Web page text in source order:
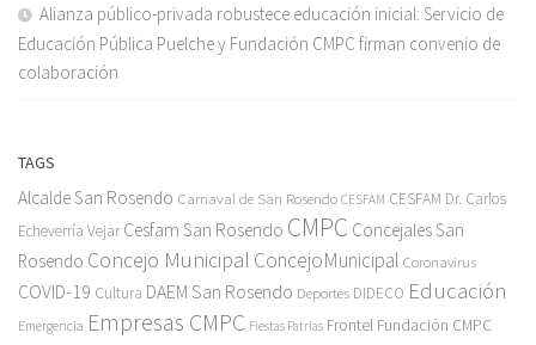
Alianza público-privada robustece educación inicial: Servicio de
Educación Pública Puelche y Fundación CMPC firman convenio de
colaboración
TAGS
Alcalde San Rosendo Carnaval de San Rosendo CESFAM CESFAM Dr. Carlos
Echeverría Vejar Cesfam San Rosendo CMPC Concejales San
Rosendo Concejo Municipal ConcejoMunicipal Coronavirus
COVID-19 Cultura DAEM San Rosendo Deportes DIDECO Educación
Emergencia Empresas CMPC Fiestas Patrias Frontel Fundación CMPC